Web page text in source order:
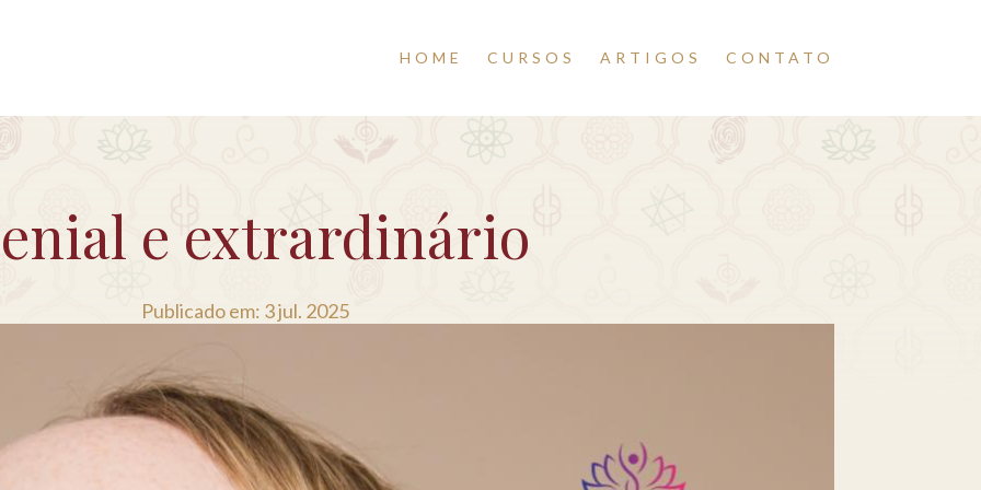
HOME CURSOS ARTIGOS CONTATO
e extrardinário
Publicado em: 3 jul. 2025